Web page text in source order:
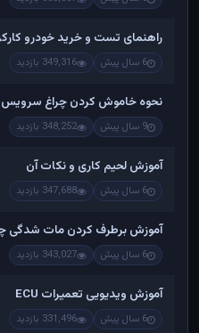
راهنمای تست و خريد خودرو
6 سال پیش 349,316 بازدید
نحوه خاموش کردن چراغ سرویس
9 سال پیش 348,252 بازدید
آموزش لحیم کاری و نکات آن
6 سال پیش 347,688 بازدید
آموزش برطرف کردن مات شدگی
6 سال پیش 343,027 بازدید
آموزش ویدیویی تعمیرات ECU
6 سال پیش 331,496 بازدید